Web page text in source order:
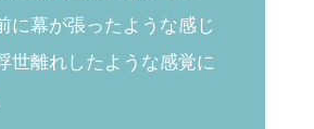
に幕が張ったような感じ
世離れしたような感覚に